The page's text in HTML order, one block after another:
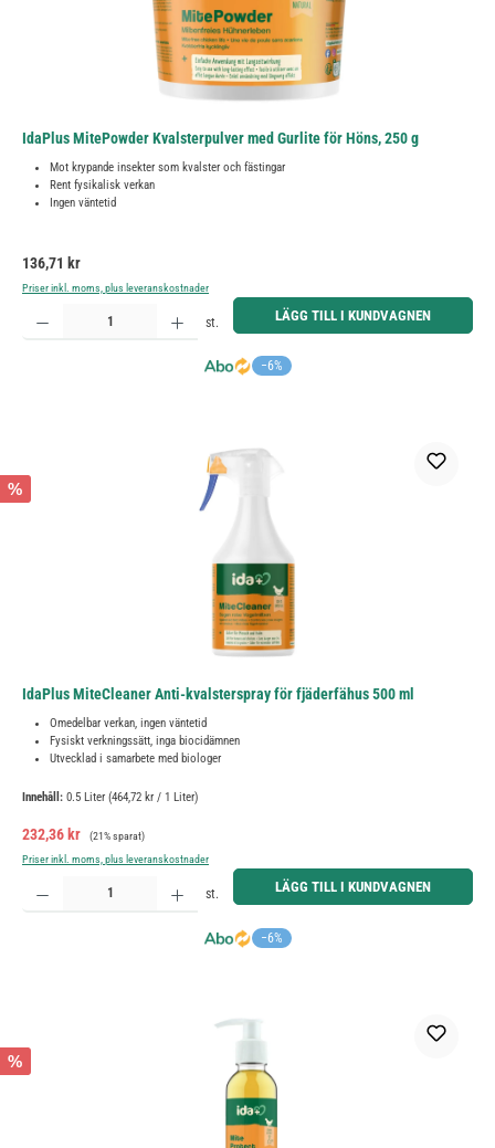
IdaPlus MitePowder Kvalsterpulver med Gurlite för Höns, 250 g
Mot krypande insekter som kvalster och fästingar
Rent fysikalisk verkan
Ingen väntetid
Ordinarie pris:
136,71 kr
Priser inkl. moms, plus leveranskostnader
−6%
Produktkvantitet: Ange önskat belopp eller använd knapparna för att öka eller minska kvantiteten.
st. LÄGG TILL I KUNDVAGNEN
%
IdaPlus MiteCleaner Anti-kvalsterspray för fjäderfähus 500 ml
Omedelbar verkan, ingen väntetid
Fysiskt verkningssätt, inga biocidämnen
Utvecklad i samarbete med biologer
Innehåll: 0.5 Liter (464,72 kr / 1 Liter)
Försäljningspris:
232,36 kr Ordinarie pris:
(21% sparat)
Priser inkl. moms, plus leveranskostnader
−6%
Produktkvantitet: Ange önskat belopp eller använd knapparna för att öka eller minska kvantiteten.
st. LÄGG TILL I KUNDVAGNEN
%